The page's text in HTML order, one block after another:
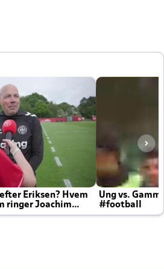
Eriksen? Hvem
ringer Joachim
Ung vs.
#football